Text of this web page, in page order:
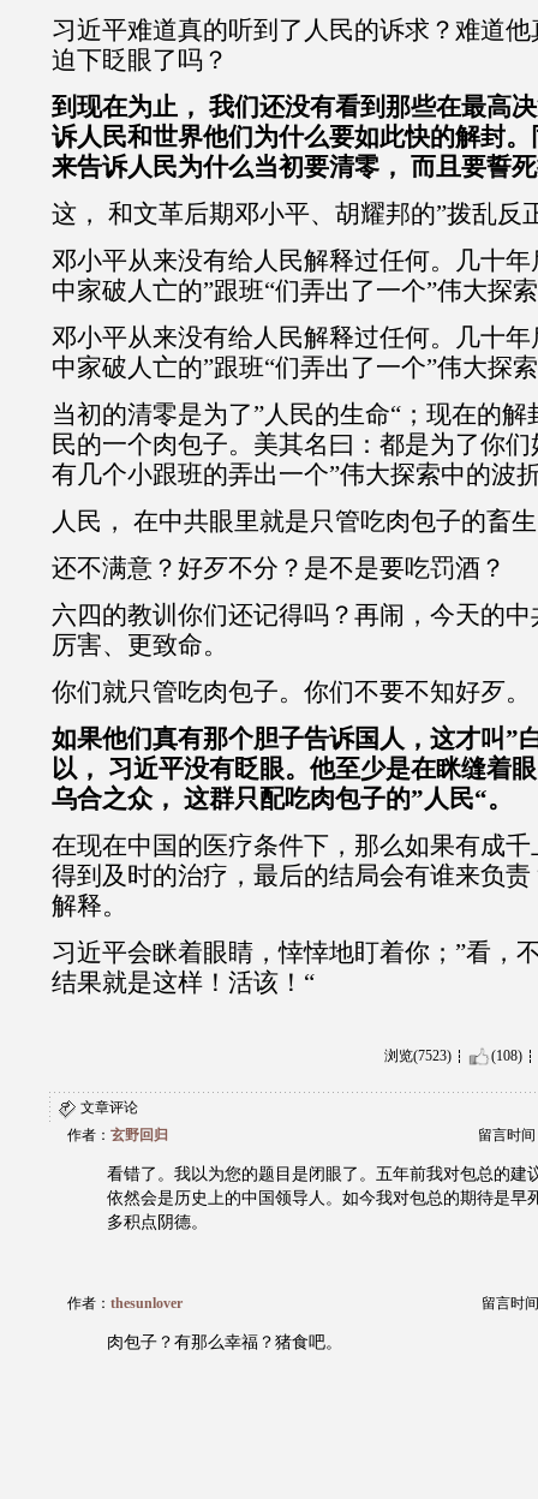
习近平难道真的听到了人民的诉求？难道
迫下眨眼了吗？
到现在为止， 我们还没有看到那些在最高
诉人民和世界他们为什么要如此快的解封。
来告诉人民为什么当初要清零， 而且要誓
这， 和文革后期邓小平、胡耀邦的”拨乱反
邓小平从来没有给人民解释过任何。几十
中家破人亡的”跟班“们弄出了一个”伟大探
邓小平从来没有给人民解释过任何。几十
中家破人亡的”跟班“们弄出了一个”伟大探
当初的清零是为了”人民的生命“；现在的
民的一个肉包子。美其名曰：都是为了你
有几个小跟班的弄出一个”伟大探索中的波
人民， 在中共眼里就是只管吃肉包子的畜
还不满意？好歹不分？是不是要吃罚酒？
六四的教训你们还记得吗？再闹，今天的
厉害、更致命。
你们就只管吃肉包子。你们不要不知好歹。
如果他们真有那个胆子告诉国人，这才叫”
以， 习近平没有眨眼。他至少是在眯缝着
乌合之众， 这群只配吃肉包子的”人民“。
在现在中国的医疗条件下，那么如果有成
得到及时的治疗，最后的结局会有谁来负
解释。
习近平会眯着眼睛，悻悻地盯着你；”看，
结果就是这样！活该！“
浏览(7523) (108)
文章评论
作者： 玄野回归 留言时间
看错了。我以为您的题目是闭眼了。五年前我对包总的建
依然会是历史上的中国领导人。如今我对包总的期待是早
多积点阴德。
作者： thesunlover 留言时
肉包子？有那么幸福？猪食吧。